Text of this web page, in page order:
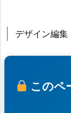
デザイン編集
このペ